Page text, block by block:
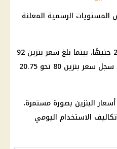
الرسمية المعلنة
وسجل سعر لتر بنزين 95 نحو 24 جنيهًا، بينما بلغ سعر بنزين 92
نحو 22.25 جنيهًا للتر، في حين سجل سعر بنزين 80 نحو 20.75
البنزين بصورة مستمرة،
الاستخدام اليومي